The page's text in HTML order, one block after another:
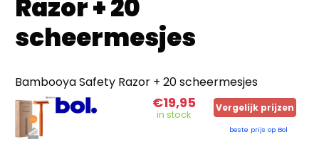
Razor + 20
scheermesjes
Bambooya Safety Razor + 20 scheermesjes
€19,95
in stock
Vergelijk prijzen
beste prijs op Bol